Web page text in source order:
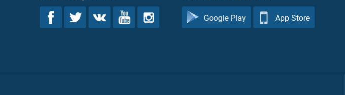
Google Play App Store